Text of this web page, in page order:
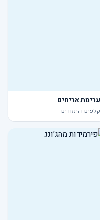
ערימת אריחים
קלפים והימורים